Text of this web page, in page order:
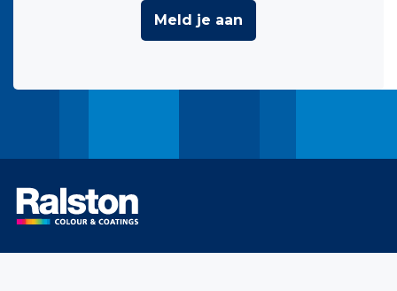
Meld je aan